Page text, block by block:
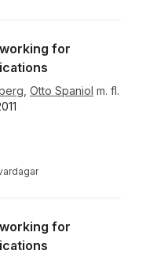
for
Otto Spaniol m. fl.
for